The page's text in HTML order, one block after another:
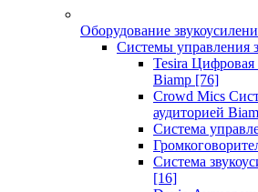
Оборудование
Системы управления
Tesira
Biamp [76]
Crowd Mics
аудиторией
Система
Система
[16]